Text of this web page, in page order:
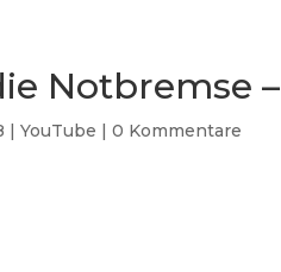
Notbremse
|YouTube |0 Kommentare